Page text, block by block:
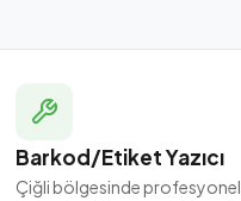
Barkod/Etiket Yazıcı
Çiğli bölgesinde profesyonel